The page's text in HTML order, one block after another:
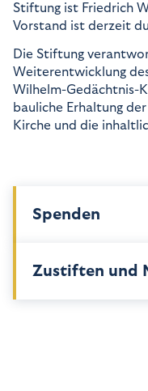
Stiftung ist Friedrich
Vorstand ist derzeit
Die Stiftung
Weiterentwicklung
Wilhelm-Gedächtnis-
bauliche Erhaltung
Kirche und die
Spenden
Zustiften und
Zweck:
Statistik der Seitenaufrufe
2 Jahre